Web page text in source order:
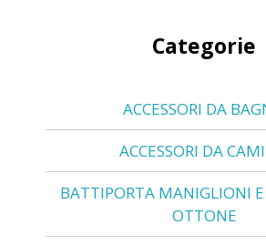
Categorie
ACCESSORI DA
ACCESSORI DA
BATTIPORTA MANIGLIONI
OTTONE